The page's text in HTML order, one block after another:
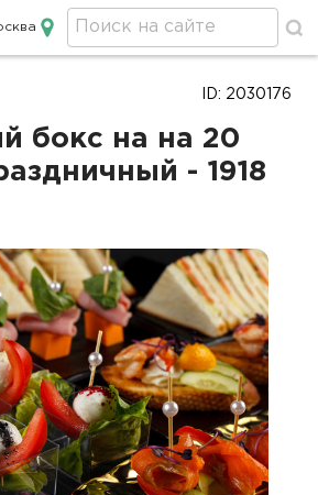
в Москве
бокс на на 20
- 1918
ID: 2030176